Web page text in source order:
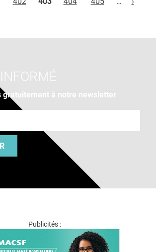
gratuitement à notre newsletter
Publicités :